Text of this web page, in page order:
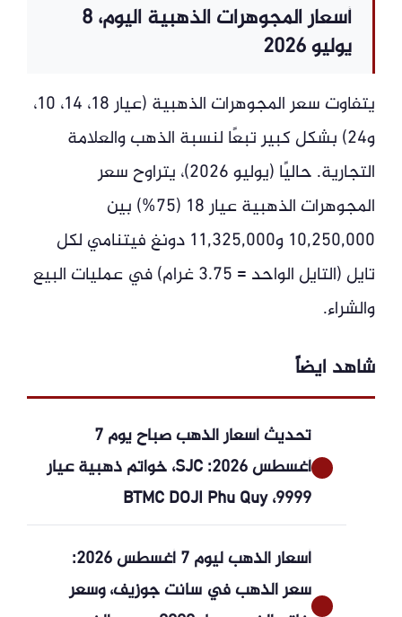
أسعار المجوهرات الذهبية اليوم، 8
يوليو 2026
يتفاوت سعر المجوهرات الذهبية (عيار 18، 14، 10،
و24) بشكل كبير تبعًا لنسبة الذهب والعلامة
التجارية. حاليًا (يوليو 2026)، يتراوح سعر
المجوهرات الذهبية عيار 18 (75%) بين
10,250,000 و11,325,000 دونغ فيتنامي لكل
تايل (التايل الواحد = 3.75 غرام) في عمليات البيع
والشراء.
شاهد ايضاً
تحديث أسعار الذهب صباح يوم 7
أغسطس 2026: SJC، خواتم ذهبية عيار
9999، BTMC DOJI Phu Quy
أسعار الذهب ليوم 7 أغسطس 2026:
سعر الذهب في سانت جوزيف، وسعر